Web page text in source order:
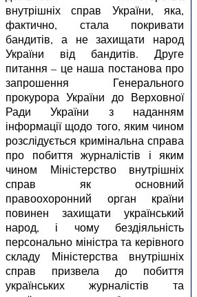
внутрішніх справ України, яка,
фактично, стала покривати
бандитів, а не захищати народ
України від бандитів. Друге
питання – це наша постанова про
запрошення Генерального
прокурора України до Верховної
Ради України з наданням
інформації щодо того, яким чином
розслідується кримінальна справа
про побиття журналістів і яким
чином Міністерство внутрішніх
справ як основний
правоохоронний орган країни
повинен захищати український
народ, і чому бездіяльність
персонально міністра та керівного
складу Міністерства внутрішніх
справ призвела до побиття
українських журналістів та